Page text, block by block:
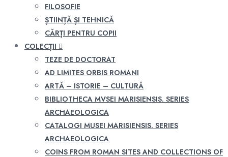
FILOSOFIE
ȘTIINȚĂ ȘI TEHNICĂ
CĂRȚI PENTRU COPII
COLECȚII
TEZE DE DOCTORAT
AD LIMITES ORBIS ROMANI
ARTĂ – ISTORIE – CULTURĂ
BIBLIOTHECA MVSEI MARISIENSIS. SERIES
ARCHAEOLOGICA
CATALOGI MUSEI MARISIENSIS. SERIES
ARCHAEOLOGICA
COINS FROM ROMAN SITES AND COLLECTIONS OF